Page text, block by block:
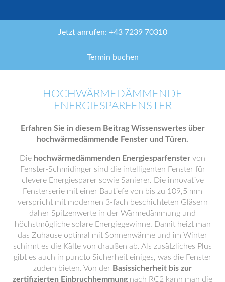
Jetzt anrufen: +43 7239 70310
Termin buchen
HOCHWÄRMEDÄMMENDE
ENERGIESPARFENSTER
Erfahren Sie in diesem Beitrag Wissenswertes über
hochwärmedämmende Fenster und Türen.
Die hochwärmedämmenden Energiesparfenster von
Fenster-Schmidinger sind die intelligenten Fenster für
clevere Energiesparer sowie Sanierer. Die innovative
Fensterserie mit einer Bautiefe von bis zu 109,5 mm
verspricht mit modernen 3-fach beschichteten Gläsern
daher Spitzenwerte in der Wärmedämmung und
höchstmögliche solare Energiegewinne. Damit heizt man
das Zuhause optimal mit Sonnenwärme und im Winter
schirmt es die Kälte von draußen ab. Als zusätzliches Plus
gibt es auch in puncto Sicherheit einiges, was die Fenster
zudem bieten. Von der Basissicherheit bis zur
zertifizierten Einbruchhemmung nach RC2 kann man die